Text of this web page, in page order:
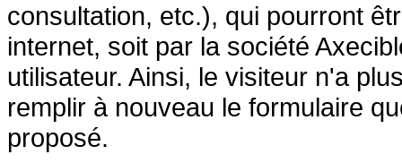
consultation, etc.), qui pourront
internet, soit par la société
utilisateur. Ainsi, le visiteur n'a
remplir à nouveau le formulaire
proposé.